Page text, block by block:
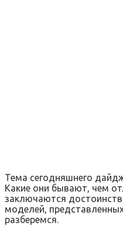
Тема сегодняшнего
Какие они бывают, чем
заключаются
моделей,
разберемся.